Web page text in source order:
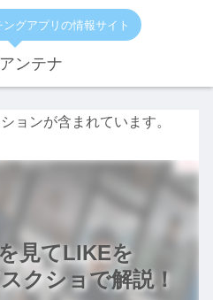
グアプリの情報サイト
ンテナ
ョンが含まれています。
見てLIKEを
クショで解説！